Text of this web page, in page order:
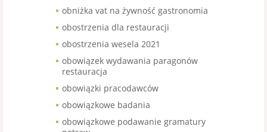
obniżka vat na żywność gastronomia
obostrzenia dla restauracji
obostrzenia wesela 2021
obowiązek wydawania paragonów
restauracja
obowiązki pracodawców
obowiązkowe badania
obowiązkowe podawanie gramatury